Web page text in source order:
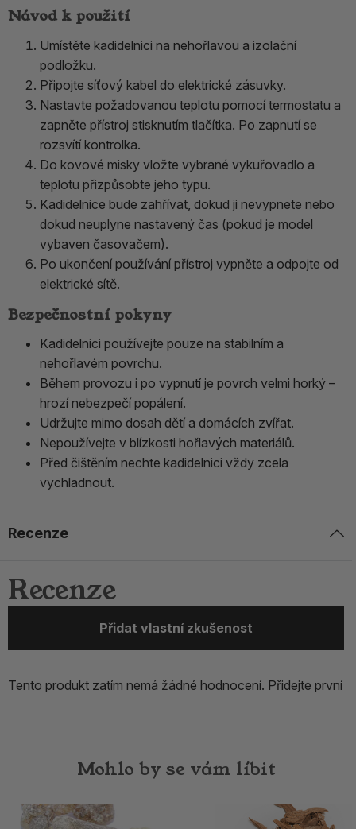
Návod k použití
Umístěte kadidelnici na nehořlavou a izolační
podložku.
Připojte síťový kabel do elektrické zásuvky.
Nastavte požadovanou teplotu pomocí termostatu a
zapněte přístroj stisknutím tlačítka. Po zapnutí se
rozsvítí kontrolka.
Do kovové misky vložte vybrané vykuřovadlo a
teplotu přizpůsobte jeho typu.
Kadidelnice bude zahřívat, dokud ji nevypnete nebo
dokud neuplyne nastavený čas (pokud je model
vybaven časovačem).
Po ukončení používání přístroj vypněte a odpojte od
elektrické sítě.
Bezpečnostní pokyny
Kadidelnici používejte pouze na stabilním a
nehořlavém povrchu.
Během provozu i po vypnutí je povrch velmi horký –
hrozí nebezpečí popálení.
Udržujte mimo dosah dětí a domácích zvířat.
Nepoužívejte v blízkosti hořlavých materiálů.
Před čištěním nechte kadidelnici vždy zcela
vychladnout.
Recenze
Recenze
Přidat vlastní zkušenost
Tento produkt zatím nemá žádné hodnocení. Přidejte první
Mohlo by se vám líbit